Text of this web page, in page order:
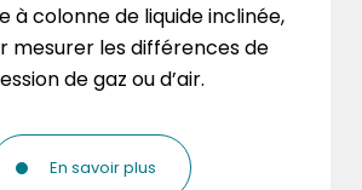
à colonne de liquide inclinée,
mesurer les différences de
de gaz ou d’air.
En savoir plus